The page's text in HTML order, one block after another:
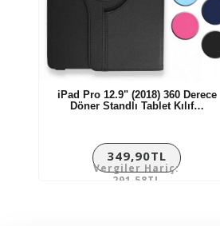
iPad Pro 12.9" (2018) 360 Derece
Döner Standlı Tablet Kılıf…
349,90TL
Vergiler Hariç:
291,58TL